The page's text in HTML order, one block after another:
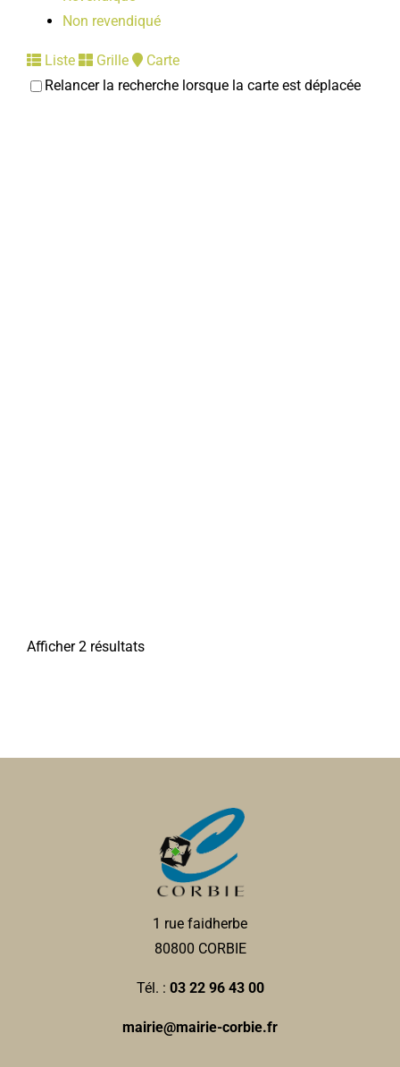
Non revendiqué
Liste Grille
Carte
Relancer la recherche lorsque la carte est déplacée
Afficher 2 résultats
1 rue faidherbe
80800 CORBIE
Tél. : 03 22 96 43 00
mairie@mairie-corbie.fr